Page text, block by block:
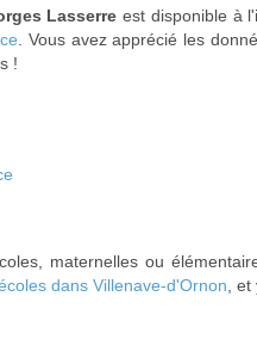
Lasserre est disponible à
. Vous avez apprécié les
!
maternelles ou
dans Villenave-d'Ornon ,